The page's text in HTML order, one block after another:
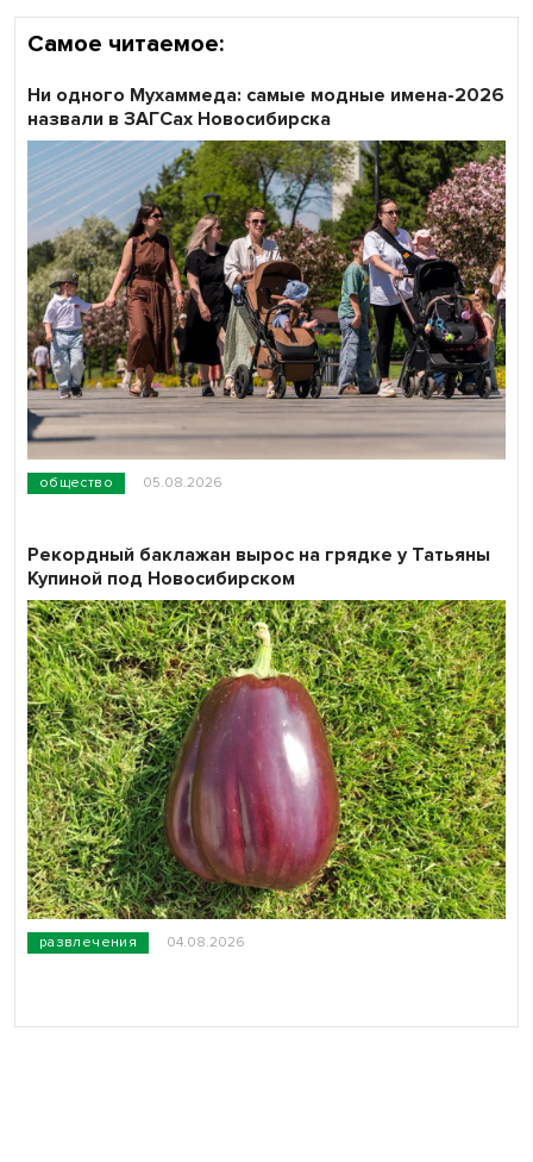
Самое читаемое:
общество 05.08.2026
Ни одного Мухаммеда: самые модные имена-2026
назвали в ЗАГСах Новосибирска
развлечения 04.08.2026
Рекордный баклажан вырос на грядке у Татьяны
Купиной под Новосибирском